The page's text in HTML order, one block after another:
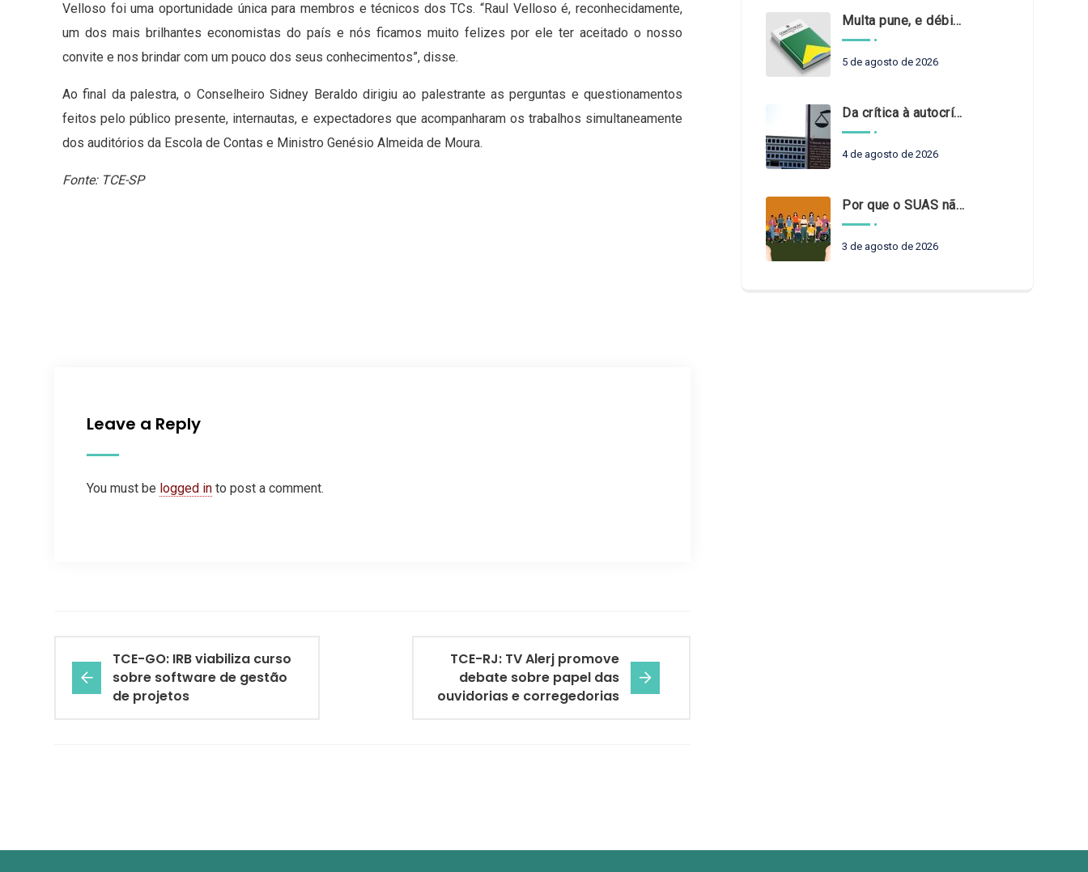
Velloso foi uma oportunidade única para membros e técnicos dos TCs. “Raul Velloso é, reconhecidamente,
um dos mais brilhantes economistas do país e nós ficamos muito felizes por ele ter aceitado o nosso
convite e nos brindar com um pouco dos seus conhecimentos”, disse.
Ao final da palestra, o Conselheiro Sidney Beraldo dirigiu ao palestrante as perguntas e questionamentos
feitos pelo público presente, internautas, e expectadores que acompanharam os trabalhos simultaneamente
dos auditórios da Escola de Contas e Ministro Genésio Almeida de Moura.
Fonte: TCE-SP
Leave a Reply
You must be logged in to post a comment.
TCE-GO: IRB viabiliza curso
sobre software de gestão
de projetos
TCE-RJ: TV Alerj promove
debate sobre papel das
ouvidorias e corregedorias
Multa pune, e débito recompõe. § 3º do art. 71 da Constituição: um problema de legística formal
5 de agosto de 2026
Da crítica à autocrítica: Tribunais de Contas sob um novo olhar?
4 de agosto de 2026
Por que o SUAS não pode esperar?
3 de agosto de 2026